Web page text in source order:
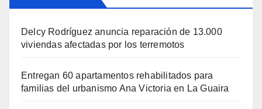
Delcy Rodríguez anuncia reparación de 13.000
viviendas afectadas por los terremotos
Entregan 60 apartamentos rehabilitados para
familias del urbanismo Ana Victoria en La Guaira